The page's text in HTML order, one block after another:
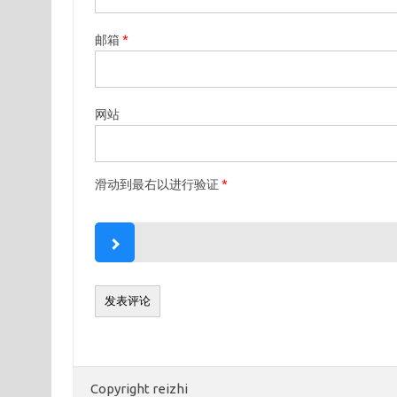
邮箱*
网站
滑动到最右以进行验证 *
Copyright reizhi